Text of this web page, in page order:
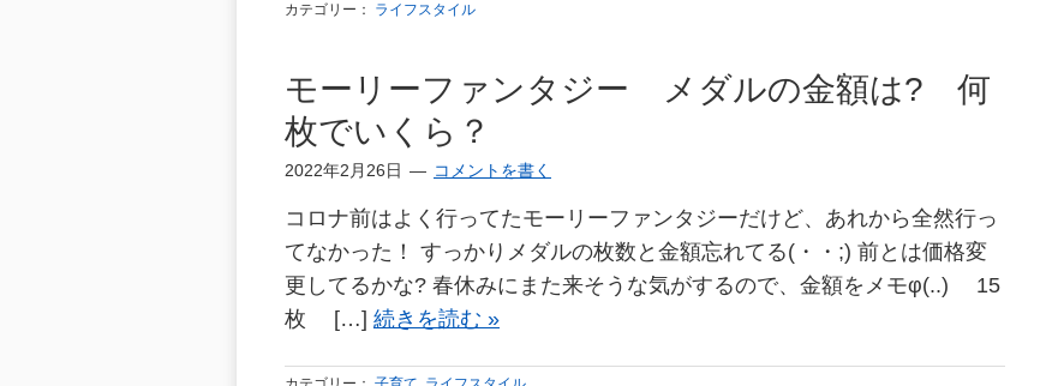
カテゴリー： ライフスタイル
モーリーファンタジー メダルの金額は? 何
枚でいくら？
2022年2月26日 コメントを書く
コロナ前はよく行ってたモーリーファンタジーだけど、あれから全然行っ
てなかった！ すっかりメダルの枚数と金額忘れてる(・・;) 前とは価格変
更してるかな? 春休みにまた来そうな気がするので、金額をメモφ(..) 15
枚 […] 続きを読む »